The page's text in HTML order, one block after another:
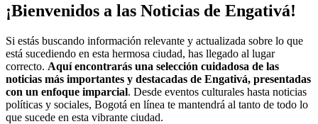
¡Bienvenidos a las Noticias de Engativá!
Si estás buscando información relevante y actualizada sobre lo que
está sucediendo en esta hermosa ciudad, has llegado al lugar
correcto. Aquí encontrarás una selección cuidadosa de las
noticias más importantes y destacadas de Engativá, presentadas
con un enfoque imparcial. Desde eventos culturales hasta noticias
políticas y sociales, Bogotá en línea te mantendrá al tanto de todo lo
que sucede en esta vibrante ciudad.